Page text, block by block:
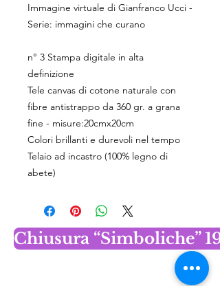
Immagine virtuale di Gianfranco Ucci -
Serie: immagini che curano
n° 3 Stampa digitale in alta
definizione
Tele canvas di cotone naturale con
fibre antistrappo da 360 gr. a grana
fine - misure:20cmx20cm
Colori brillanti e durevoli nel tempo
Telaio ad incastro (100% legno di
abete)
Chiusura “Simboliche”